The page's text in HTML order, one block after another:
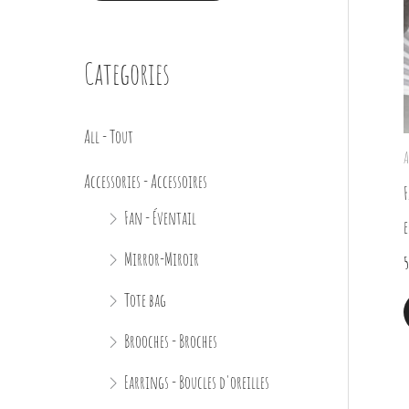
Categories
All - Tout
Accessories - Accessoires
Fan - Éventail
Mirror-Miroir
Tote bag
Brooches - Broches
Earrings - Boucles d'oreilles